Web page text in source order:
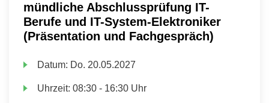
mündliche Abschlussprüfung IT-
Berufe und IT-System-Elektroniker
(Präsentation und Fachgespräch)
Datum: Do. 20.05.2027
Uhrzeit:08:30 - 16:30 Uhr